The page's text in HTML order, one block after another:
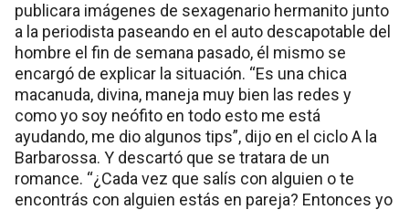
publicara imágenes de sexagenario hermanito junto
a la periodista paseando en el auto descapotable del
hombre el fin de semana pasado, él mismo se
encargó de explicar la situación. “Es una chica
macanuda, divina, maneja muy bien las redes y
como yo soy neófito en todo esto me está
ayudando, me dio algunos tips”, dijo en el ciclo A la
Barbarossa. Y descartó que se tratara de un
romance. “¿Cada vez que salís con alguien o te
encontrás con alguien estás en pareja? Entonces yo